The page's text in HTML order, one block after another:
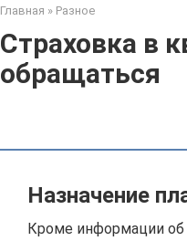
Главная » Разное
Страховка в
обращаться
Назначение
Кроме информации об